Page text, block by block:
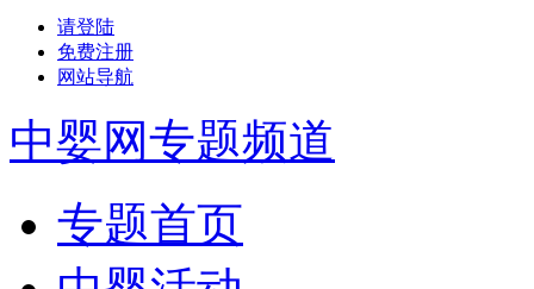
请登陆
免费注册
网站导航
中婴网专题频道
专题首页